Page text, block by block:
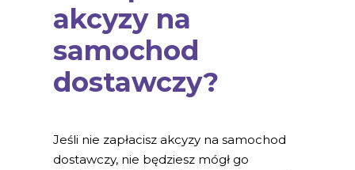
akcyzy na
samochod
dostawczy?
Jeśli nie zapłacisz akcyzy na samochod
dostawczy, nie będziesz mógł go